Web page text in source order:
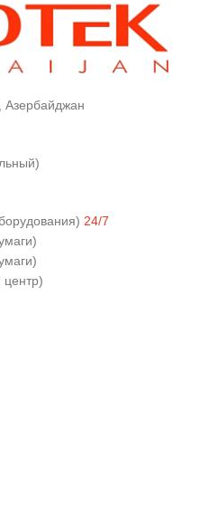
Азербайджан
24/7